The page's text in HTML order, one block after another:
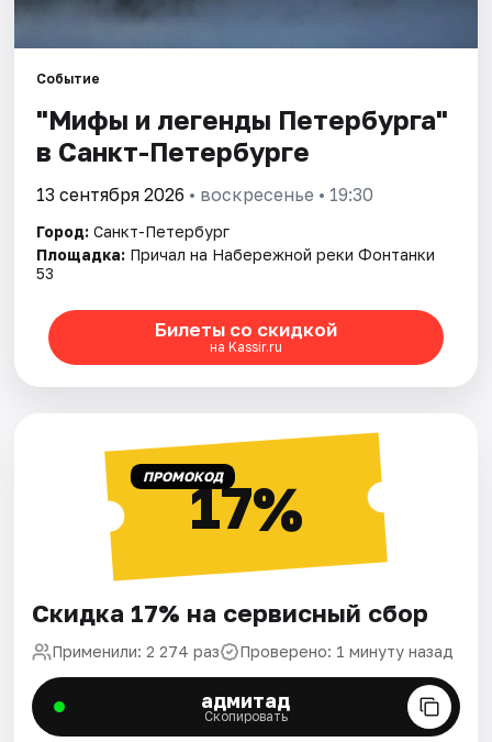
Города
Площадки
Рейтинги
Событие
"Мифы и легенды Петербурга"
в Санкт-Петербурге
13 сентября 2026 • воскресенье • 19:30
Город: Санкт-Петербург
Площадка: Причал на Набережной реки Фонтанки
53
Билеты со скидкой
на Kassir.ru
ПРОМОКОД17%
Скидка 17% на сервисный сбор
Применили: 2 274 раз Проверено: 1 минуту назад
адмитад
Скопировать